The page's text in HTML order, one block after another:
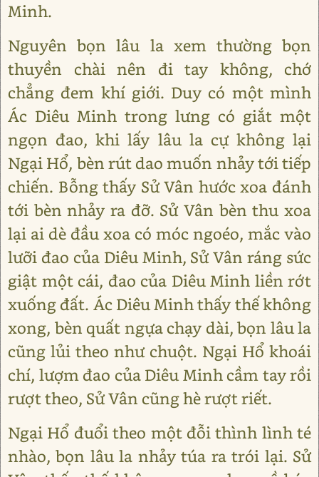
Minh.
Nguyên bọn lâu la xem thường bọn
thuyền chài nên đi tay không, chớ
chẳng đem khí giới. Duy có một mình
Ác Diêu Minh trong lưng có giắt một
ngọn đao, khi lấy lâu la cự không lại
Ngại Hổ, bèn rút dao muốn nhảy tới tiếp
chiến. Bỗng thấy Sử Vân hước xoa đánh
tới bèn nhảy ra đỡ. Sử Vân bèn thu xoa
lại ai dè đầu xoa có móc ngoéo, mắc vào
lưỡi đao của Diêu Minh, Sử Vân ráng sức
giật một cái, đao của Diêu Minh liền rớt
xuống đất. Ác Diêu Minh thấy thế không
xong, bèn quất ngựa chạy dài, bọn lâu la
cũng lủi theo như chuột. Ngại Hổ khoái
chí, lượm đao của Diêu Minh cầm tay rồi
rượt theo, Sử Vân cũng hè rượt riết.
Ngại Hổ đuổi theo một đỗi thình lình té
nhào, bọn lâu la nhảy túa ra trói lại. Sử